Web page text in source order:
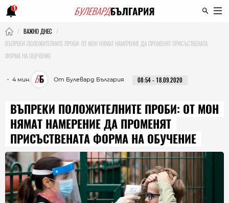
1
ВАЖНО ДНЕС
ВЪПРЕКИ ПОЛОЖИТЕЛНИТЕ ПРОБИ: ОТ МОН НЯМАТ НАМЕРЕНИЕ ДА ПРОМЕНЯТ ПРИСЪСТВЕНАТА
ФОРМА НА ОБУЧЕНИЕ
・ 4 мин. От Булевард България 08:54 - 18.09.2020
ВЪПРЕКИ ПОЛОЖИТЕЛНИТЕ ПРОБИ: ОТ МОН
НЯМАТ НАМЕРЕНИЕ ДА ПРОМЕНЯТ
ПРИСЪСТВЕНАТА ФОРМА НА ОБУЧЕНИЕ